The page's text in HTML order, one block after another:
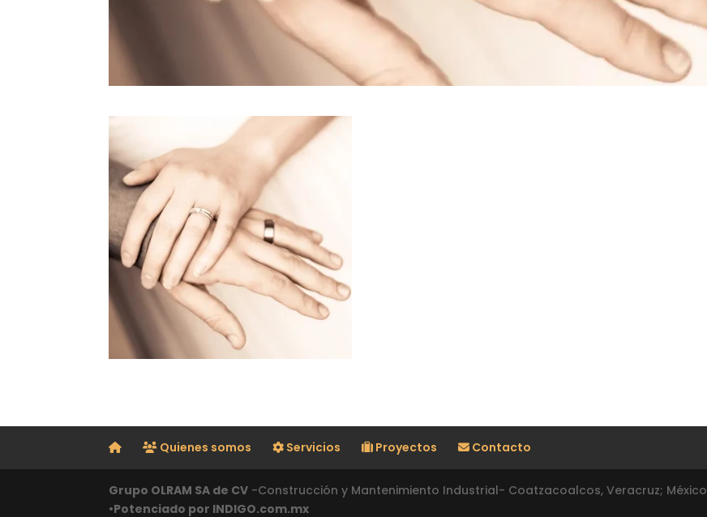
Quienes somos Servicios Proyectos Contacto
Grupo OLRAM SA de CV -Construcción y Mantenimiento Industrial- Coatzacoalcos, Veracruz; México
•Potenciado por INDIGO.com.mx